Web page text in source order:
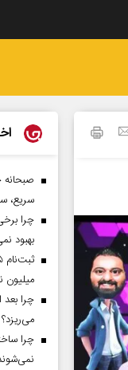
سریع،
چرا
بهبود
میلیون
چرا
می‌ریزد؟
چرا